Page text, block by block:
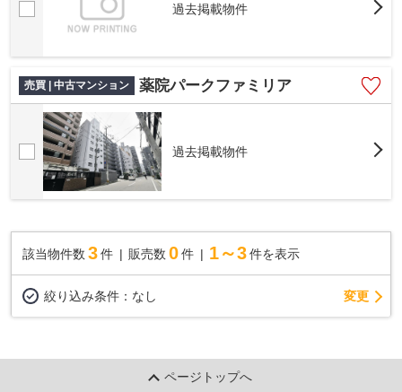
過去掲載物件
売買 | 中古マンション 薬院パークファミリア
過去掲載物件
該当物件数 3件 販売数 0 件 1～3 件を表示
絞り込み条件： なし 変更
ページトップへ